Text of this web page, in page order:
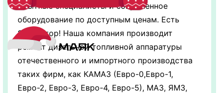
Опытные специалисты и современное
оборудование по доступным ценам. Есть
Эвакуатор! Наша компания производит
ремонт дизельной топливной аппаратуры
отечественного и импортного производства
таких фирм, как КАМАЗ (Евро-0,Евро-1,
Евро-2, Евро-3, Евро-4, Евро-5), МАЗ, ЯМЗ,